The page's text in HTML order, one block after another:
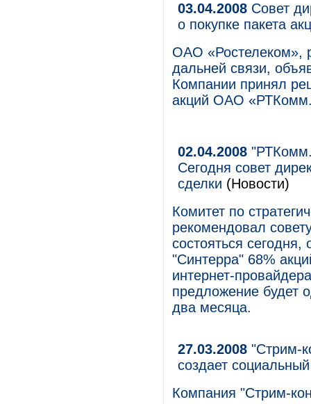
03.04.2008 Совет
о покупке пакета
ОАО «Ростелеком»,
дальней связи,
Компании принял
акций ОАО
02.04.2008
Сегодня совет
сделки (Новости)
Комитет по
рекомендовал
состояться
"Синтерра" 68%
интернет-
предложение будет
два месяца.
27.03.2008 "Стрим-
создает
Компания "Стрим-